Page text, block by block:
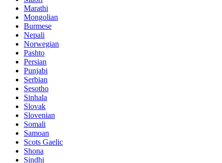
Marathi
Mongolian
Burmese
Nepali
Norwegian
Pashto
Persian
Punjabi
Serbian
Sesotho
Sinhala
Slovak
Slovenian
Somali
Samoan
Scots Gaelic
Shona
Sindhi